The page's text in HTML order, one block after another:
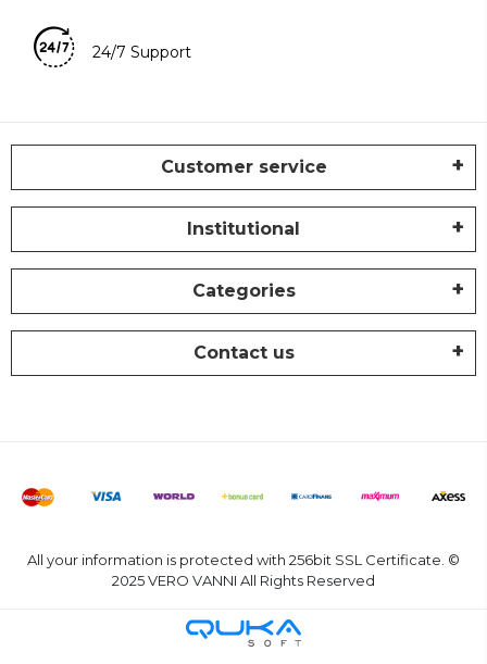
24/7 Support
Customer service
Institutional
Categories
Contact us
All your information is protected with 256bit SSL Certificate. ©
2025 VERO VANNI All Rights Reserved